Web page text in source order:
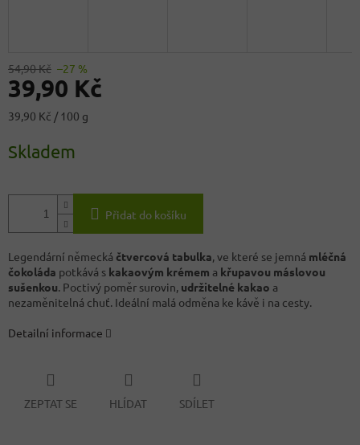
54,90 Kč –27 %
39,90 Kč
Měrná
39,90 Kč / 100 g
Skladem
Přidat do košíku
Legendární německá čtvercová tabulka, ve které se jemná mléčná
čokoláda potkává s kakaovým krémem a křupavou máslovou
sušenkou. Poctivý poměr surovin, udržitelné kakao a
nezaměnitelná chuť. Ideální malá odměna ke kávě i na cesty.
Detailní informace
ZEPTAT SE HLÍDAT SDÍLET